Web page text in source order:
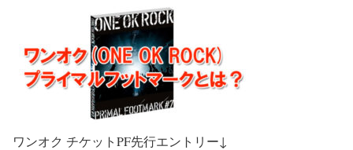
ワンオク チケットPF先行エントリー ↓